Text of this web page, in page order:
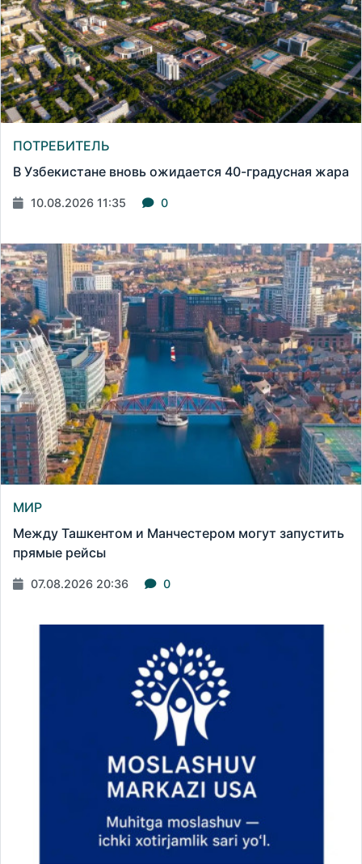
ПОТРЕБИТЕЛЬ
В Узбекистане вновь ожидается 40-градусная жара
10.08.2026 11:35 0
МИР
Между Ташкентом и Манчестером могут запустить
прямые рейсы
07.08.2026 20:36 0